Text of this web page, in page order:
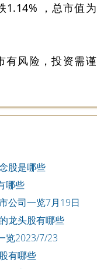
1.14% ，总市值为
有风险，投资需谨
股是哪些
哪些
公司一览7月19日
龙头股有哪些
览2023/7/23
有哪些